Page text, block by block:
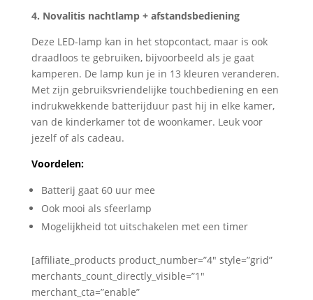
4. Novalitis nachtlamp + afstandsbediening
Deze LED-lamp kan in het stopcontact, maar is ook
draadloos te gebruiken, bijvoorbeeld als je gaat
kamperen. De lamp kun je in 13 kleuren veranderen.
Met zijn gebruiksvriendelijke touchbediening en een
indrukwekkende batterijduur past hij in elke kamer,
van de kinderkamer tot de woonkamer. Leuk voor
jezelf of als cadeau.
Voordelen:
Batterij gaat 60 uur mee
Ook mooi als sfeerlamp
Mogelijkheid tot uitschakelen met een timer
[affiliate_products product_number=”4″ style=”grid”
merchants_count_directly_visible=”1″
merchant_cta=”enable”